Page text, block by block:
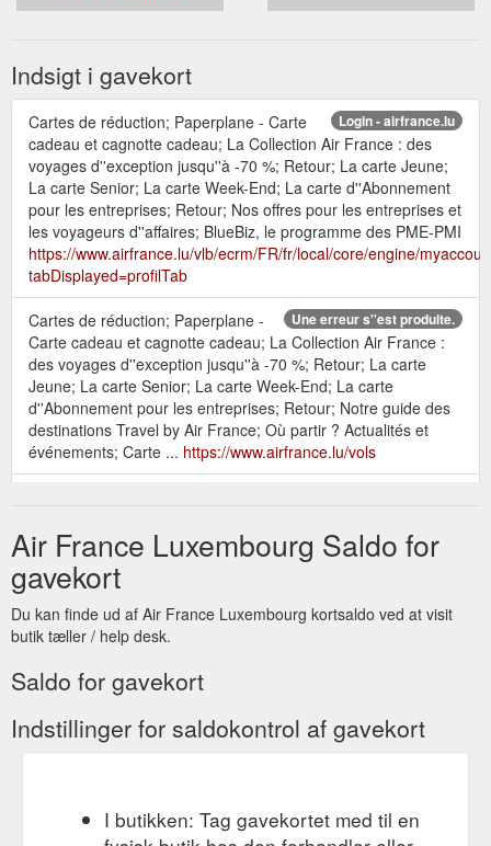
Indsigt i gavekort
Login - airfrance.lu
Cartes de réduction; Paperplane - Carte
cadeau et cagnotte cadeau; La Collection Air France : des
voyages d''exception jusqu''à -70 %; Retour; La carte Jeune;
La carte Senior; La carte Week-End; La carte d''Abonnement
pour les entreprises; Retour; Nos offres pour les entreprises et
les voyageurs d''affaires; BlueBiz, le programme des PME-PMI
https://www.airfrance.lu/vlb/ecrm/FR/fr/local/core/engine/
tabDisplayed=profilTab
Une erreur s''est produite.
Cartes de réduction; Paperplane -
Carte cadeau et cagnotte cadeau; La Collection Air France :
des voyages d''exception jusqu''à -70 %; Retour; La carte
Jeune; La carte Senior; La carte Week-End; La carte
d''Abonnement pour les entreprises; Retour; Notre guide des
destinations Travel by Air France; Où partir ? Actualités et
événements; Carte ... https://www.airfrance.lu/vols
Cartes de réduction; Paperplane - Carte cadeau et cagnotte ...
https://www.airfrance.lu/LU/fr/common/voyageurfrequent/
flying-blue.htm
Air France et Delta Airlines
Retour; Nos meilleurs tarifs et
promotions · Les vols les moins chers des 6 prochains mois;
Cartes de réduction; Paperplane - Carte cadeau et cagnotte ...
https://www.airfrance.lu/LU/fr/local/resainfovol/meilleuresoffres/
airlines.htm
très chaleureux : vous commencez votre séjour avec une
Air France Luxembourg Saldo for
gavekort
Du kan finde ud af Air France Luxembourg kortsaldo ved at visit
butik tæller / help desk.
Saldo for gavekort
Indstillinger for saldokontrol af gavekort
I butikken: Tag gavekortet med til en